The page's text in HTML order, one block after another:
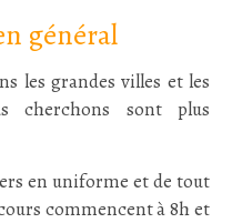
général
les grandes villes et les
cherchons sont plus
en uniforme et de tout
commencent à 8h et